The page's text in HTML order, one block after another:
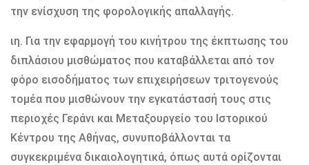
την ενίσχυση της φορολογικής απαλλαγής.
ιη. Για την εφαρμογή του κινήτρου της έκπτωσης του
διπλάσιου μισθώματος που καταβάλλεται από τον
φόρο εισοδήματος των επιχειρήσεων τριτογενούς
τομέα που μισθώνουν την εγκατάστασή τους στις
περιοχές Γεράνι και Μεταξουργείο του Ιστορικού
Κέντρου της Αθήνας, συνυποβάλλονται τα
συγκεκριμένα δικαιολογητικά, όπως αυτά ορίζονται